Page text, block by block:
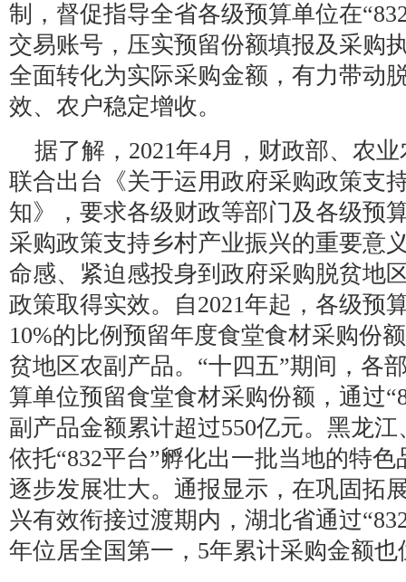
制，督促指导全省各级预算单位在
交易账号，压实预留份额填报及采购
全面转化为实际采购金额，有力带动
效、农户稳定增收。
据了解，2021年4月，财政部、农
联合出台《关于运用政府采购政策支
知》，要求各级财政等部门及各级预
采购政策支持乡村产业振兴的重要意
命感、紧迫感投身到政府采购脱贫地
政策取得实效。自2021年起，各级预
10%的比例预留年度食堂食材采购份
贫地区农副产品。“十四五”期间，各
算单位预留食堂食材采购份额，通过
副产品金额累计超过550亿元。黑龙
依托“832平台”孵化出一批当地的特
逐步发展壮大。通报显示，在巩固拓
兴有效衔接过渡期内，湖北省通过
年位居全国第一，5年累计采购金额